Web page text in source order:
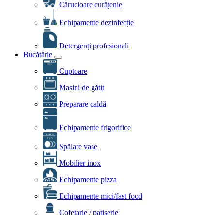
Cărucioare curățenie
Echipamente dezinfecție
Detergenți profesionali
Bucătărie
Cuptoare
Mașini de gătit
Preparare caldă
Echipamente frigorifice
Spălare vase
Mobilier inox
Echipamente pizza
Echipamente mici/fast food
Cofetarie / patiserie